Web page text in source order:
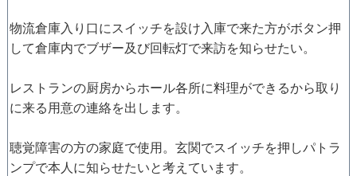
物流倉庫入り口にスイッチを設け入庫で来た方がボタン押
して倉庫内でブザー及び回転灯で来訪を知らせたい。
レストランの厨房からホール各所に料理ができるから取り
に来る用意の連絡を出します。
聴覚障害の方の家庭で使用。玄関でスイッチを押しパトラ
ンプで本人に知らせたいと考えています。